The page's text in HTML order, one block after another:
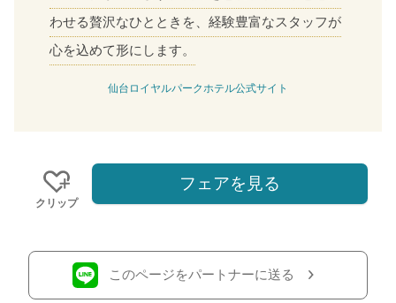
わせる贅沢なひとときを、経験豊富なスタッフが
心を込めて形にします。
仙台ロイヤルパークホテル公式サイト
クリップ
フェアを見る
このページをパートナーに送る